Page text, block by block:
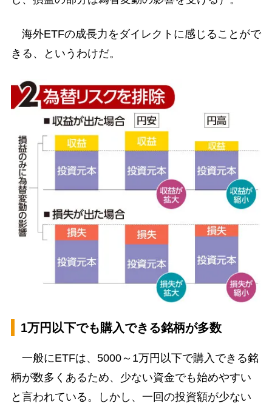
海外ETFの成長力をダイレクトに感じることがで
きる、というわけだ。
1万円以下でも購入できる銘柄が多数
一般にETFは、5000～1万円以下で購入できる銘
柄が数多くあるため、少ない資金でも始めやすい
と言われている。しかし、一回の投資額が少ない